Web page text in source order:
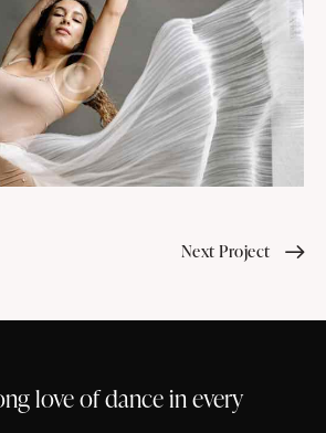
Next Project
love of dance in every